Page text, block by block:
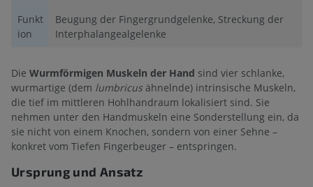
Funkt
ion
Beugung der Fingergrundgelenke, Streckung der
Interphalangealgelenke
Die Wurmförmigen Muskeln der Hand sind vier schlanke,
wurmartige (dem lumbricus ähnelnde) intrinsische Muskeln,
die tief im mittleren Hohlhandraum lokalisiert sind. Sie
nehmen unter den Handmuskeln eine Sonderstellung ein, da
sie nicht von einem Knochen, sondern von einer Sehne –
konkret vom Tiefen Fingerbeuger – entspringen.
Ursprung und Ansatz